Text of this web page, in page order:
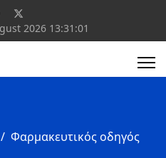
2026 13:31:02
Φαρμακευτικός οδηγός